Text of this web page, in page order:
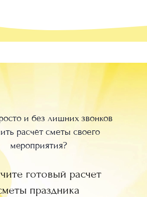
и без лишних звонков
расчёт сметы своего
мероприятия?
готовый расчет
праздника